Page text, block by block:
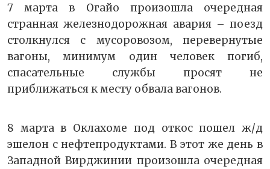
7 марта в Огайо произошла очередная
странная железнодорожная авария – поезд
столкнулся с мусоровозом, перевернутые
вагоны, минимум один человек погиб,
спасательные службы просят не
приближаться к месту обвала вагонов.
8 марта в Оклахоме под откос пошел ж/д
эшелон с нефтепродуктами. В этот же день в
Западной Вирджинии произошла очередная